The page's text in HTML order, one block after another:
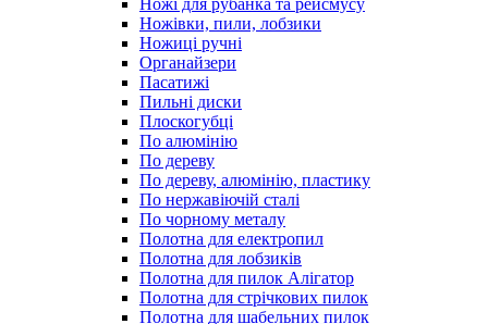
Ножі для рубанка та рейсмусу
Ножівки, пили, лобзики
Ножиці ручні
Органайзери
Пасатижі
Пильні диски
Плоскогубці
По алюмінію
По дереву
По дереву, алюмінію, пластику
По нержавіючій сталі
По чорному металу
Полотна для електропил
Полотна для лобзиків
Полотна для пилок Алігатор
Полотна для стрічкових пилок
Полотна для шабельних пилок